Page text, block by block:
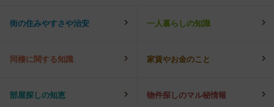
街の住みやすさや治安 一人暮らしの知識
同棲に関する知識 家賃やお金のこと
部屋探しの知恵 物件探しのマル秘情報